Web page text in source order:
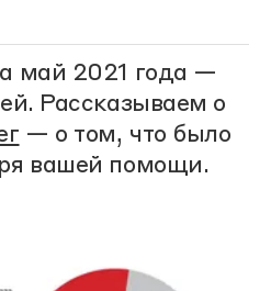
май 2021 года —
Рассказываем о
— о том, что было
вашей помощи.